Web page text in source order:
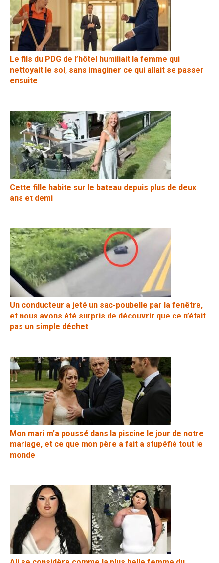
Le fils du PDG de l’hôtel humiliait la femme qui
nettoyait le sol, sans imaginer ce qui allait se passer
ensuite
Cette fille habite sur le bateau depuis plus de deux
ans et demi
Un conducteur a jeté un sac-poubelle par la fenêtre,
et nous avons été surpris de découvrir que ce n’était
pas un simple déchet
Mon mari m’a poussé dans la piscine le jour de notre
mariage, et ce que mon père a fait a stupéfié tout le
monde